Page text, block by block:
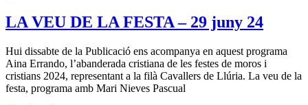
LA VEU DE LA FESTA – 29 juny 24
Hui dissabte de la Publicació ens acompanya en aquest programa
Aina Errando, l’abanderada cristiana de les festes de moros i
cristians 2024, representant a la filà Cavallers de Llúria. La veu de la
festa, programa amb Mari Nieves Pascual